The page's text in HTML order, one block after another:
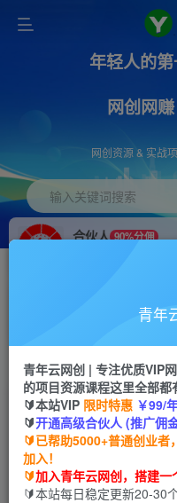
年轻人的
网创网
网创资源 & 实战
输入关键词搜索
合伙人 90%分佣
搭建同
首页 创业课程 会员免费
小红书英语幼师教育
一部手机轻松日入
青年云网创
2年前发布
青年
青年云网创 | 专注优质VIP
的项目资源课程这里全部都
🔰本站VIP 限时特惠 ￥99/
🔰开通高级合伙人 (推广佣
🔰已帮助5000+普通创业者
加入！
🔰加入青年云网创，搭建
🔰本站每日稳定更新20-30